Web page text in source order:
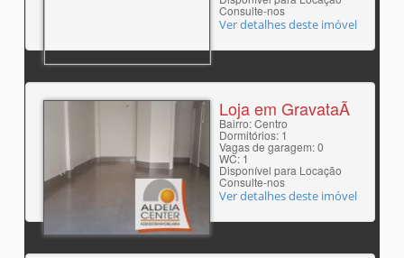
Consulte-nos
Ver detalhes deste imóvel
Loja em GravataÃ­
Bairro: Centro
Dormitórios: 1
Vagas de garagem: 0
WC: 1
Disponível para Locação
Consulte-nos
Ver detalhes deste imóvel